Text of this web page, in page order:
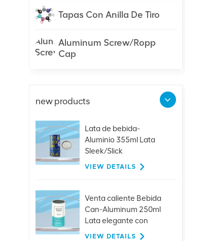
Tapas Con Anilla De Tiro
Aluminum Screw/Ropp
Cap
new products
Lata de bebida-
Aluminio 355ml Lata
Sleek/Slick
VIEW DETAILS
Venta caliente Bebida
Can-Aluminum 250ml
Lata elegante con
tapas
VIEW DETAILS